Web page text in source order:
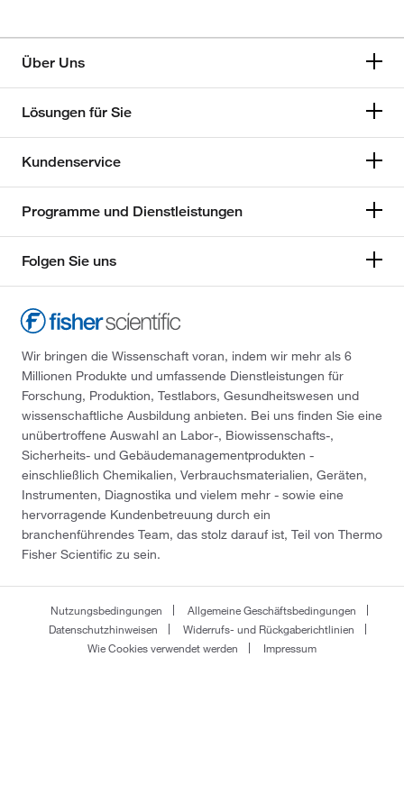
Über Uns
Lösungen für Sie
Kundenservice
Programme und Dienstleistungen
Folgen Sie uns
Wir bringen die Wissenschaft voran, indem wir mehr als 6
Millionen Produkte und umfassende Dienstleistungen für
Forschung, Produktion, Testlabors, Gesundheitswesen und
wissenschaftliche Ausbildung anbieten. Bei uns finden Sie eine
unübertroffene Auswahl an Labor-, Biowissenschafts-,
Sicherheits- und Gebäudemanagementprodukten -
einschließlich Chemikalien, Verbrauchsmaterialien, Geräten,
Instrumenten, Diagnostika und vielem mehr - sowie eine
hervorragende Kundenbetreuung durch ein
branchenführendes Team, das stolz darauf ist, Teil von Thermo
Fisher Scientific zu sein.
Nutzungsbedingungen
Allgemeine Geschäftsbedingungen
Datenschutzhinweisen
Widerrufs- und Rückgaberichtlinien
Wie Cookies verwendet werden
Impressum